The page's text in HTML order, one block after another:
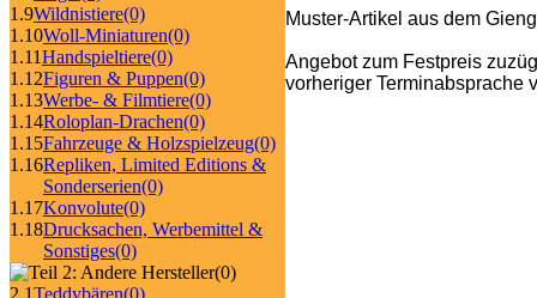
1.9Wildnistiere(0)
1.10Woll-Miniaturen(0)
1.11Handspieltiere(0)
1.12Figuren & Puppen(0)
1.13Werbe- & Filmtiere(0)
1.14Roloplan-Drachen(0)
1.15Fahrzeuge & Holzspielzeug(0)
1.16Repliken, Limited Editions &
Sonderserien(0)
1.17Konvolute(0)
1.18Drucksachen, Werbemittel &
Sonstiges(0)
(0)
2.1Teddybären(0)
Muster-Artikel aus dem
Angebot zum Festpreis
vorheriger Terminabsprache